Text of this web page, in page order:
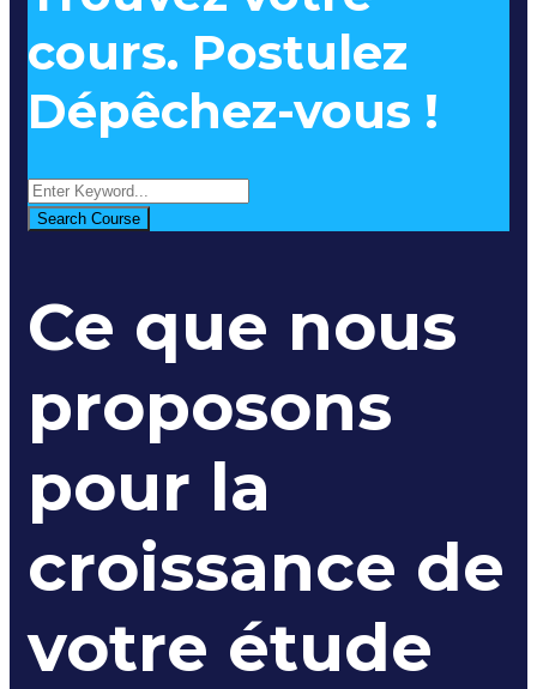
cours. Postulez
Dépêchez-vous !
Search Course
Ce que nous
proposons
pour la
croissance de
votre étude